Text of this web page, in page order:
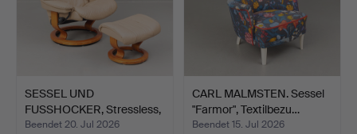
SESSEL UND
FUSSHOCKER, Stressless,
Lederbe…
Beendet 20. Jul 2026
CARL MALMSTEN. Sessel
"Farmor", Textilbezu…
Beendet 15. Jul 2026